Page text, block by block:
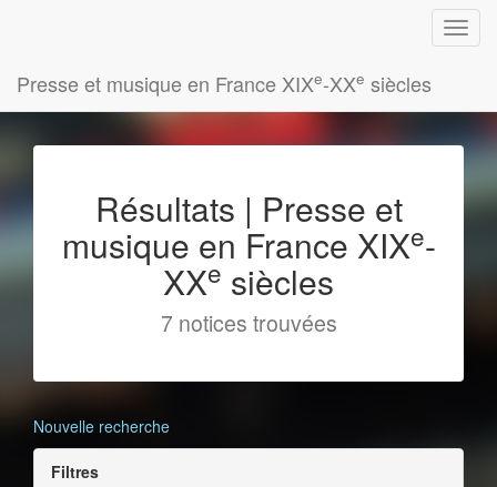
Presse et musique en France XIXe-XXe siècles
Résultats | Presse et
musique en France XIXe-
XXe siècles
7 notices trouvées
Nouvelle recherche
Filtres